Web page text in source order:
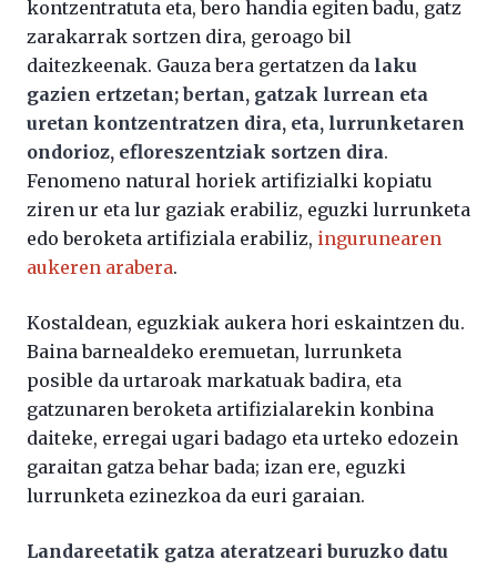
kontzentratuta eta, bero handia egiten badu, gatz
zarakarrak sortzen dira, geroago bil
daitezkeenak. Gauza bera gertatzen da laku
gazien ertzetan; bertan, gatzak lurrean eta
uretan kontzentratzen dira, eta, lurrunketaren
ondorioz, efloreszentziak sortzen dira.
Fenomeno natural horiek artifizialki kopiatu
ziren ur eta lur gaziak erabiliz, eguzki lurrunketa
edo beroketa artifiziala erabiliz, ingurunearen
aukeren arabera.
Kostaldean, eguzkiak aukera hori eskaintzen du.
Baina barnealdeko eremuetan, lurrunketa
posible da urtaroak markatuak badira, eta
gatzunaren beroketa artifizialarekin konbina
daiteke, erregai ugari badago eta urteko edozein
garaitan gatza behar bada; izan ere, eguzki
lurrunketa ezinezkoa da euri garaian.
Landareetatik gatza ateratzeari buruzko datu